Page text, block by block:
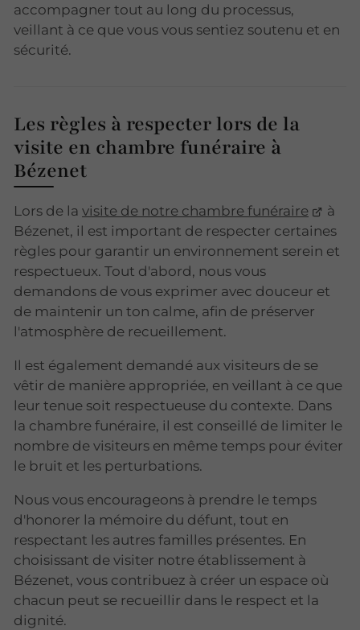
accompagner tout au long du processus,
veillant à ce que vous vous sentiez soutenu et en
sécurité.
Les règles à respecter lors de la
visite en chambre funéraire à
Bézenet
Lors de la visite de notre chambre funéraire
à
Bézenet, il est important de respecter certaines
règles pour garantir un environnement serein et
respectueux. Tout d'abord, nous vous
demandons de vous exprimer avec douceur et
de maintenir un ton calme, afin de préserver
l'atmosphère de recueillement.
Il est également demandé aux visiteurs de se
vêtir de manière appropriée, en veillant à ce que
leur tenue soit respectueuse du contexte. Dans
la chambre funéraire, il est conseillé de limiter le
nombre de visiteurs en même temps pour éviter
le bruit et les perturbations.
Nous vous encourageons à prendre le temps
d'honorer la mémoire du défunt, tout en
respectant les autres familles présentes. En
choisissant de visiter notre établissement à
Bézenet, vous contribuez à créer un espace où
chacun peut se recueillir dans le respect et la
dignité.